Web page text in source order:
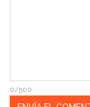
0/500